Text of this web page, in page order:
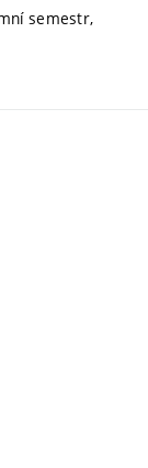
semestr,